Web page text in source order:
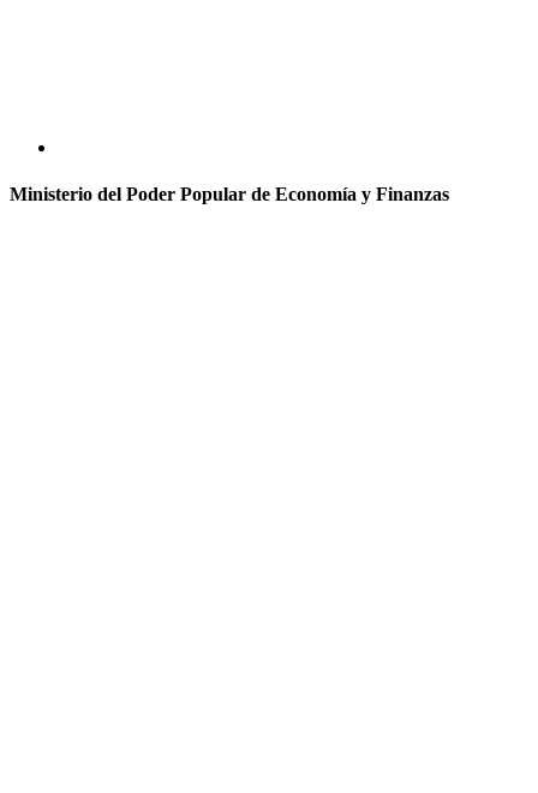
Ministerio del Poder Popular de Economía y Finanzas